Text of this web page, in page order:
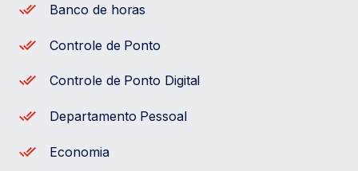
Banco de horas
Controle de Ponto
Controle de Ponto Digital
Departamento Pessoal
Economia